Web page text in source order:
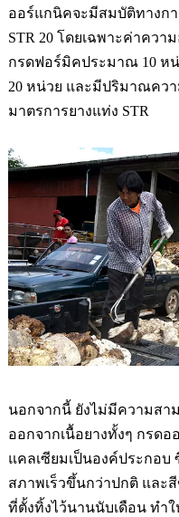
ออร์แกนิคจะมีสมบัติทางก
STR 20 โดยเฉพาะค่าควา
กรดฟอร์มิคประมาณ10 ห
20หน่วย และมีปริมาณควา
มาตรการยางแท่ง STR
นอกจากนี้ ยังไม่มีความสา
ออกจากเนื้อยางทั้งๆ กรด
แคลเซียมเป็นองค์ประกอบ
สภาพเร็วขึ้นกว่าปกติ และ
ที่ตั้งทิ้งไว้นานนับเดือน ทำ